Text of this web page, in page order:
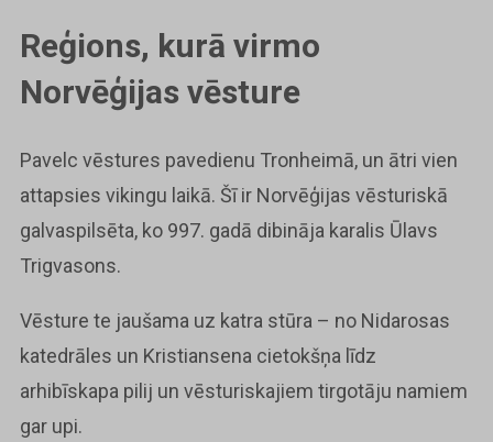
Reģions, kurā virmo
Norvēģijas vēsture
Pavelc vēstures pavedienu Tronheimā, un ātri vien
attapsies vikingu laikā. Šī ir Norvēģijas vēsturiskā
galvaspilsēta, ko 997. gadā dibināja karalis Ūlavs
Trigvasons.
Vēsture te jaušama uz katra stūra – no Nidarosas
katedrāles un Kristiansena cietokšņa līdz
arhibīskapa pilij un vēsturiskajiem tirgotāju namiem
gar upi.